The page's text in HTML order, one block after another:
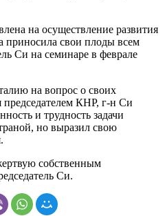
на осуществление развития
приносила свои плоды всем
Си на семинаре в феврале
на вопрос о своих
председателем КНР, г-н Си
и трудность задачи
но выразил свою
собственным
Си.